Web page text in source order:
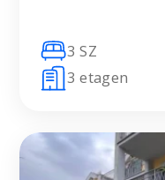
3 SZ
3 etagen